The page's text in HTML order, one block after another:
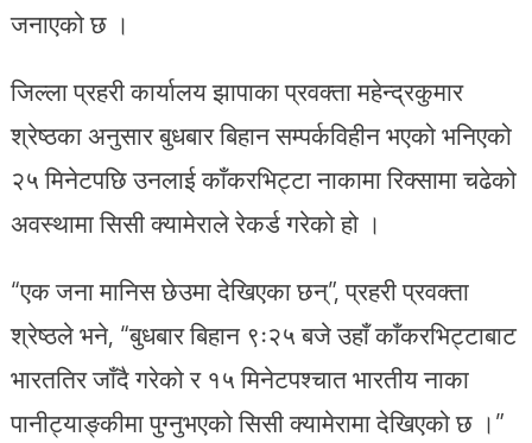
जनाएको छ ।
जिल्ला प्रहरी कार्यालय झापाका प्रवक्ता महेन्द्रकुमार
श्रेष्ठका अनुसार बुधबार बिहान सम्पर्कविहीन भएको भनिएको
२५ मिनेटपछि उनलाई काँकरभिट्टा नाकामा रिक्सामा चढेको
अवस्थामा सिसी क्यामेराले रेकर्ड गरेको हो ।
“एक जना मानिस छेउमा देखिएका छन्”, प्रहरी प्रवक्ता
श्रेष्ठले भने, “बुधबार बिहान ९ः२५ बजे उहाँ काँकरभिट्टाबाट
भारततिर जाँदै गरेको र १५ मिनेटपश्चात भारतीय नाका
पानीट्याङ्कीमा पुग्नुभएको सिसी क्यामेरामा देखिएको छ ।”